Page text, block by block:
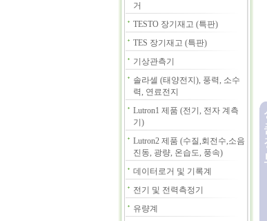
거
TESTO 장기재고 (특판)
TES 장기재고 (특판)
기상관측기
솔라셀 (태양전지), 풍력, 소수
력, 연료전지
Lutron1 제품 (전기, 전자 계측
기)
Lutron2 제품 (수질,회전수,소음
진동, 광량, 온습도, 풍속)
데이터로거 및 기록계
전기 및 전력측정기
유량계